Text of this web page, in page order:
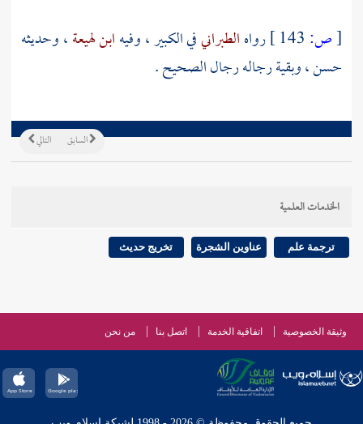
[ص: رواهالطبرانيفي الكبير ، وفيهابن لهيعة، وحديثه
حسن ، وبقية رجاله رجال الصحيح .
التالي السابق
الخدمات العلمية
ترجمة علم عناوين الشجرة تخريج حديث
وثيقة الخصوصية اتفاقية الخدمة اتصل بنا من نحن